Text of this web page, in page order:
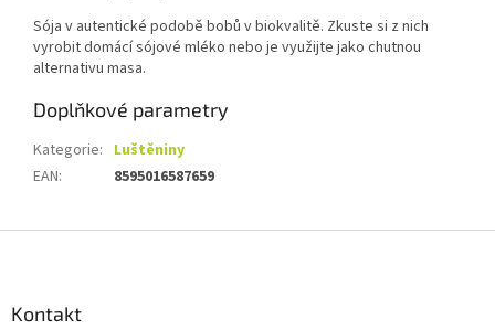
Sója v autentické podobě bobů v biokvalitě. Zkuste si z nich
vyrobit domácí sójové mléko nebo je využijte jako chutnou
alternativu masa.
Doplňkové parametry
Kategorie: Luštěniny
EAN: 8595016587659
Kontakt